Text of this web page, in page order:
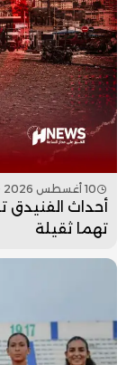
10 أغسطس 2026 - 04:00
تهما ثقيلة